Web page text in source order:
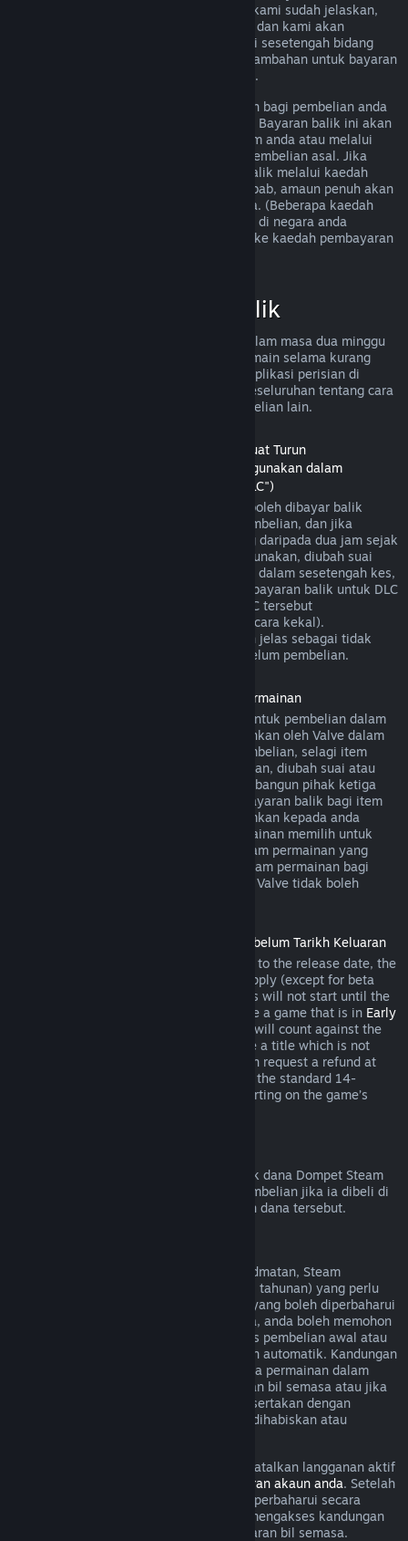
memenuhi peraturan bayaran balik yang kami sudah jelaskan,
anda masih boleh meminta bayaran balik dan kami akan
menyemak permintaan anda. Pengguna di sesetengah bidang
kuasa mungkin boleh mendapatkan hak tambahan untuk bayaran
balik sekiranya permainan tersebut rosak.
Anda akan menerima bayaran balik penuh bagi pembelian anda
dalam masa seminggu selepas kelulusan. Bayaran balik ini akan
dimasukkan ke dalam dana Dompet Steam anda atau melalui
kaedah pembayaran yang sama seperti pembelian asal. Jika
Steam tidak dapat memproses bayaran balik melalui kaedah
pembayaran awal anda atas sebarang sebab, amaun penuh akan
dikreditkan ke dalam Dompet Steam anda. (Beberapa kaedah
pembayaran yang tersedia melalui Steam di negara anda
mungkin tidak menyokong bayaran balik ke kaedah pembayaran
Kelayakan Bayaran Balik
Tawaran bayaran balik Steam terpakai dalam masa dua minggu
selepas pembelian dan dengan masa bermain selama kurang
daripada dua jam, untuk permainan dan aplikasi perisian di
gedung Steam. Berikut ialah gambaran keseluruhan tentang cara
bayaran balik berfungsi untuk jenis pembelian lain.
Bayaran Balik untuk Kandungan Boleh Muat Turun
(Kandungan gedung Steam yang boleh digunakan dalam
permainan atau aplikasi perisian lain, "DLC")
DLC yang dibeli daripada gedung Steam boleh dibayar balik
dalam masa empat belas hari selepas pembelian, dan jika
permainan utama telah dimainkan kurang daripada dua jam sejak
DLC dibeli, selagi DLC tersebut belum digunakan, diubah suai
atau dipindahkan. Harap maklum bahawa dalam sesetengah kes,
Steam mungkin tidak dapat memberikan bayaran balik untuk DLC
pihak ketiga tertentu (contohnya, jika DLC tersebut
meningkatkan tahap watak permainan secara kekal).
Pengecualian ini akan ditandakan dengan jelas sebagai tidak
boleh dibayar balik di halaman Store sebelum pembelian.
Bayaran balik untuk Pembelian Dalam Permainan
Steam akan menawarkan bayaran balik untuk pembelian dalam
permainan bagi permainan yang dibangunkan oleh Valve dalam
masa empat puluh lapan jam selepas pembelian, selagi item
dalam permainan tersebut belum digunakan, diubah suai atau
dipindahkan. Berdasarkan syarat ini, pembangun pihak ketiga
mempunyai pilihan untuk mendayakan bayaran balik bagi item
dalam permainan. Steam akan memaklumkan kepada anda
semasa pembelian jika pembangun permainan memilih untuk
menawarkan bayaran balik bagi item dalam permainan yang
anda bakal beli. Jika tidak, pembelian dalam permainan bagi
permainan yang bukan dibangunkan oleh Valve tidak boleh
Bayaran Balik untuk Tajuk yang Dibeli Sebelum Tarikh Keluaran
When you purchase a title on Steam prior to the release date, the
two-hour playtime limit for refunds will apply (except for beta
testing), but the 14-day period for refunds will not start until the
release date. For example, if you purchase a game that is in Early
, any playtime will count against the
two-hour refund limit. If you pre-purchase a title which is not
playable prior to the release date, you can request a refund at
any time prior to release of that title, and the standard 14-
day/two-hour refund period will apply starting on the game’s
Anda boleh memohon bayaran balik untuk dana Dompet Steam
dalam masa empat belas hari selepas pembelian jika ia dibeli di
Steam dan jika anda belum menggunakan dana tersebut.
Untuk sesetengah kandungan dan perkhidmatan, Steam
menawarkan akses berkala (cth. bulanan, tahunan) yang perlu
dibayar secara berulang. Jika langganan yang boleh diperbaharui
tidak digunakan dalam kitaran bil semasa, anda boleh memohon
bayaran balik dalam masa 48 jam selepas pembelian awal atau
dalam masa 48 jam selepas pembaharuan automatik. Kandungan
dianggap telah digunakan jika mana-mana permainan dalam
langganan telah dimainkan semasa kitaran bil semasa atau jika
mana-mana faedah atau diskaun yang disertakan dengan
langganan telah digunakan, diubah suai, dihabiskan atau
Harap maklum bahawa anda boleh membatalkan langganan aktif
butiran akaun anda. Setelah
dibatalkan, langganan anda tidak akan diperbaharui secara
automatik lagi, tetapi anda masih boleh mengakses kandungan
dan faedah langganan sehingga akhir kitaran bil semasa.